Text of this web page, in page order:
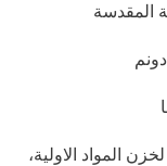
المقدسة
المواد الاولية،